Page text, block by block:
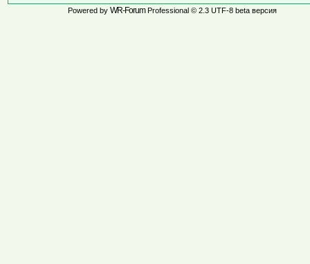
Powered by WR-ForumProfessional © 2.3 UTF-8 beta версия